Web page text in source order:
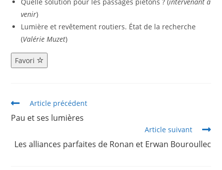
venir)
Lumière et revêtement routiers. État de la recherche
(Valérie Muzet)
Favori
Article précédent
Pau et ses lumières
Article suivant
Les alliances parfaites de Ronan et Erwan Bouroullec